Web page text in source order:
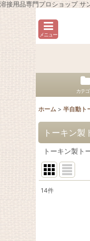
溶接用品専門プロショップ サ
メニュー
カテ
ホーム > 半自動ト
トーキン製
トーキン製
14件